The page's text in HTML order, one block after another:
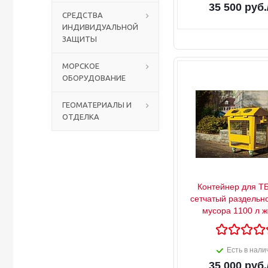
СРЕДСТВА
ИНДИВИДУАЛЬНОЙ
ЗАЩИТЫ
МОРСКОЕ
ОБОРУДОВАНИЕ
ГЕОМАТЕРИАЛЫ И
ОТДЕЛКА
35 500 руб.
Контейнер для
сетчатый
мусора 1100 л
Есть в
Столы с лавками
Биометрические терминалы
Аккумуляторы аккумуляторные батареи для ИБП